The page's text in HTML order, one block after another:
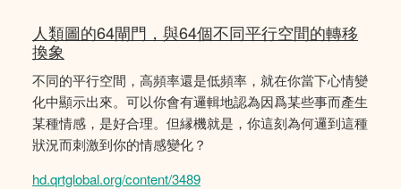
人類圖的64閘門，與64個不同平行空間的轉移
換象
不同的平行空間，高頻率還是低頻率，就在你當下心情變
化中顯示出來。可以你會有邏輯地認為因爲某些事而產生
某種情感，是好合理。但縁機就是，你這刻為何邏到這種
狀況而刺激到你的情感變化？
hd.qrtglobal.org/content/3489